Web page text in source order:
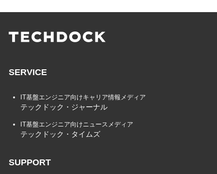
SERVICE
IT基盤エンジニア向けキャリア情報メディア
テックドック・ジャーナル
IT基盤エンジニア向けニュースメディア
テックドック・タイムズ
SUPPORT